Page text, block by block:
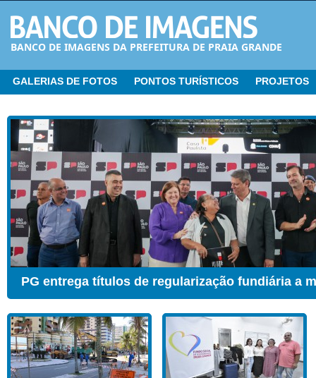
BANCO DE IMAGENS DA PREFEITURA DE PRAIA GRANDE
GALERIAS DE FOTOS PONTOS TURÍSTICOS PROJETOS
CER ganha Sala de Estimulação Sensorial